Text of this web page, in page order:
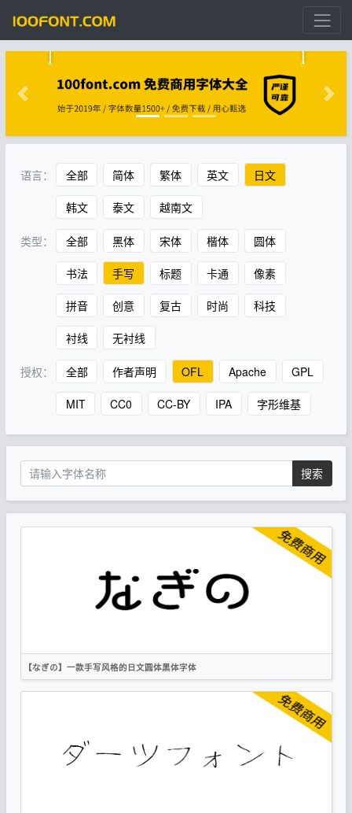
语言： 全部 简体 繁体 英文 日文
韩文 泰文 越南文
类型： 全部 黑体 宋体 楷体 圆体
书法 手写 标题 卡通 像素
拼音 创意 复古 时尚 科技
衬线 无衬线
授权： 全部 作者声明 OFL Apache GPL
MIT CC0 CC-BY IPA 字形维基
搜索
【なぎの】一款手写风格的日文圆体黑体字体
繁体
圆体